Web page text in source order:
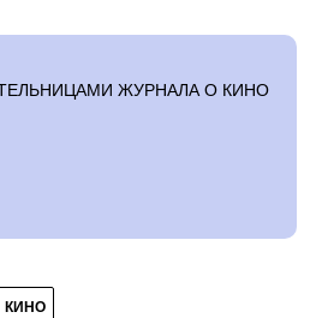
ЖУРНАЛА О КИНО
КИНО